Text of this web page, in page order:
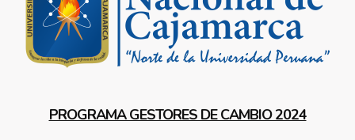
PROGRAMA GESTORES DE CAMBIO 2024